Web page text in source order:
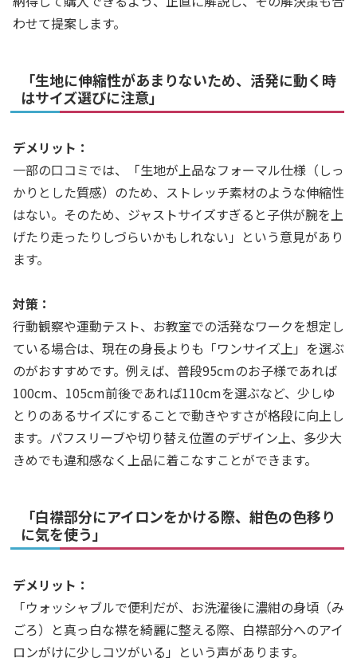
わせて提案します。
「生地に伸縮性があまりないため、活発に動く時
はサイズ選びに注意」
デメリット：
一部の口コミでは、「生地が上品なフォーマル仕様（しっ
かりとした質感）のため、ストレッチ素材のような伸縮性
はない。そのため、ジャストサイズすぎると子供が腕を上
げたり走ったりしづらいかもしれない」という意見があり
ます。
対策：
行動観察や運動テスト、お教室での活発なワークを想定し
ている場合は、現在の身長よりも「ワンサイズ上」を選ぶ
のがおすすめです。例えば、普段95cmのお子様であれば
100cm、105cm前後であれば110cmを選ぶなど、少しゆ
とりのあるサイズにすることで動きやすさが格段に向上し
ます。パフスリーブや切り替え位置のデザイン上、多少大
きめでも違和感なく上品に着こなすことができます。
「白襟部分にアイロンをかける際、紺色の色移り
に気を使う」
デメリット：
「ウォッシャブルで便利だが、お洗濯後に濃紺の身頃（み
ごろ）と真っ白な襟を綺麗に整える際、白襟部分へのアイ
ロンがけに少しコツがいる」という声があります。